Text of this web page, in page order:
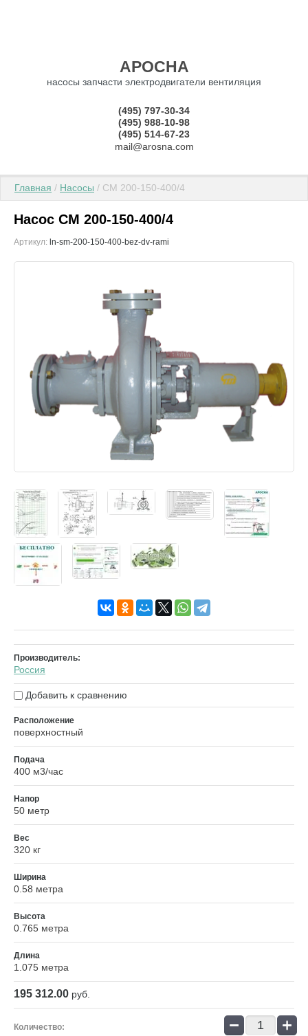
АРОСНА
насосы запчасти электродвигатели вентиляция
(495) 797-30-34
(495) 988-10-98
(495) 514-67-23
mail@arosna.com
Главная / Насосы / СМ 200-150-400/4
Насос СМ 200-150-400/4
Артикул: ln-sm-200-150-400-bez-dv-rami
Производитель:
Россия
Добавить к сравнению
Расположение
поверхностный
Подача
400 м3/час
Напор
50 метр
Вес
320 кг
Ширина
0.58 метра
Высота
0.765 метра
Длина
1.075 метра
195 312.00 руб.
Количество: − +